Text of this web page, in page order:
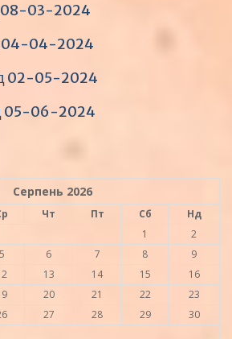
08-03-2024
04-04-2024
02-05-2024
05-06-2024
Серпень 2026
Чт Пт Сб
Нд
1
2
5 6 7 8
9
13 14 15
16
20 21 22
23
27 28 29
30